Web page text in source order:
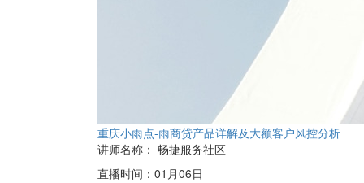
重庆小雨点-雨商贷产品详解及大额客户风控分析
讲师名称： 畅捷服务社区
直播时间： 01月06日